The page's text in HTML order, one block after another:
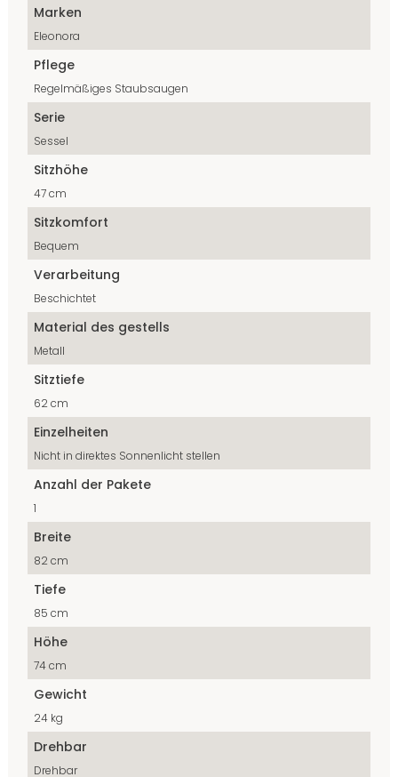
Marken
Eleonora
Pflege
Regelmäßiges Staubsaugen
Serie
Sessel
Sitzhöhe
47 cm
Sitzkomfort
Bequem
Verarbeitung
Beschichtet
Material des gestells
Metall
Sitztiefe
62 cm
Einzelheiten
Nicht in direktes Sonnenlicht stellen
Anzahl der Pakete
1
Breite
82 cm
Tiefe
85 cm
Höhe
74 cm
Gewicht
24 kg
Drehbar
Drehbar